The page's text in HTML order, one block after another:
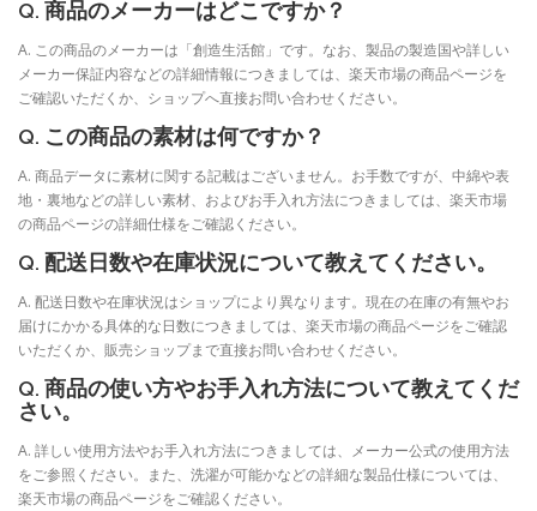
Q. 商品のメーカーはどこですか？
A. この商品のメーカーは「創造生活館」です。なお、製品の製造国や詳しい
メーカー保証内容などの詳細情報につきましては、楽天市場の商品ページを
ご確認いただくか、ショップへ直接お問い合わせください。
Q. この商品の素材は何ですか？
A. 商品データに素材に関する記載はございません。お手数ですが、中綿や表
地・裏地などの詳しい素材、およびお手入れ方法につきましては、楽天市場
の商品ページの詳細仕様をご確認ください。
Q. 配送日数や在庫状況について教えてください。
A. 配送日数や在庫状況はショップにより異なります。現在の在庫の有無やお
届けにかかる具体的な日数につきましては、楽天市場の商品ページをご確認
いただくか、販売ショップまで直接お問い合わせください。
Q. 商品の使い方やお手入れ方法について教えてくだ
さい。
A. 詳しい使用方法やお手入れ方法につきましては、メーカー公式の使用方法
をご参照ください。また、洗濯が可能かなどの詳細な製品仕様については、
楽天市場の商品ページをご確認ください。